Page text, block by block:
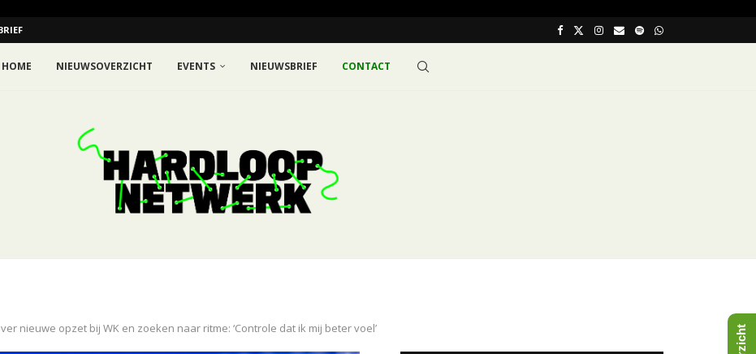
HOME NIEUWSOVERZICHT EVENTS NIEUWSBRIEF CONTACT
nieuwe opzet bij WK en zoeken naar ritme: ‘Controle dat ik mij beter voel’